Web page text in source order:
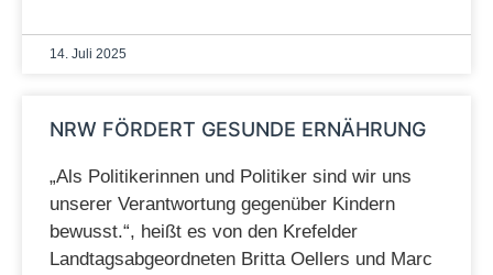
14. Juli 2025
NRW FÖRDERT GESUNDE ERNÄHRUNG
„Als Politikerinnen und Politiker sind wir uns
unserer Verantwortung gegenüber Kindern
bewusst.“, heißt es von den Krefelder
Landtagsabgeordneten Britta Oellers und Marc